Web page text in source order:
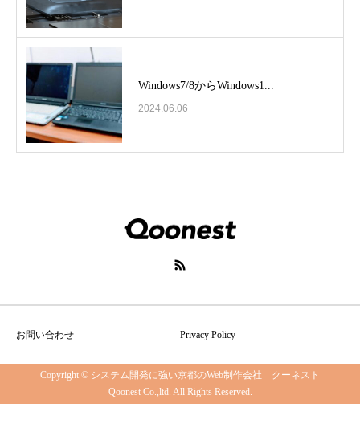
Windows7/8からWindows1...
2024.06.06
お問い合わせ Privacy Policy
Copyright © システム開発に強い京都のWeb制作会社 クーネスト
Qoonest Co.,ltd. All Rights Reserved.